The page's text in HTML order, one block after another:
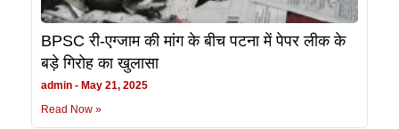
BPSC री-एग्जाम की मांग के बीच पटना में पेपर लीक के
बड़े गिरोह का खुलासा
admin
May 21, 2025
Read Now »